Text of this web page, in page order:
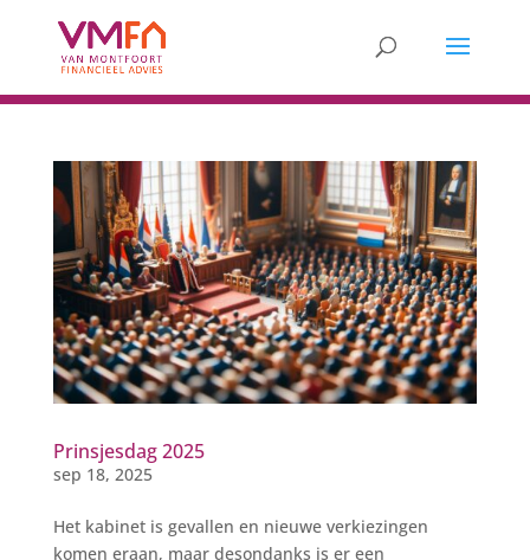
Prinsjesdag 2025
sep 18, 2025
Het kabinet is gevallen en nieuwe verkiezingen
komen eraan, maar desondanks is er een